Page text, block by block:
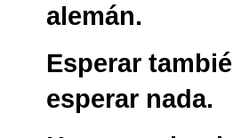
alemán.
Esperar
esperar nada.